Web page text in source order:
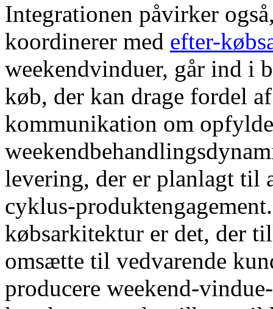
Integrationen påvirker
koordinerer med efter-
weekendvinduer, går ind i
køb, der kan drage fordel
kommunikation om
levering, der er planlagt til
cyklus-
købsarkitektur er det, der
omsætte til vedvarende
producere weekend-